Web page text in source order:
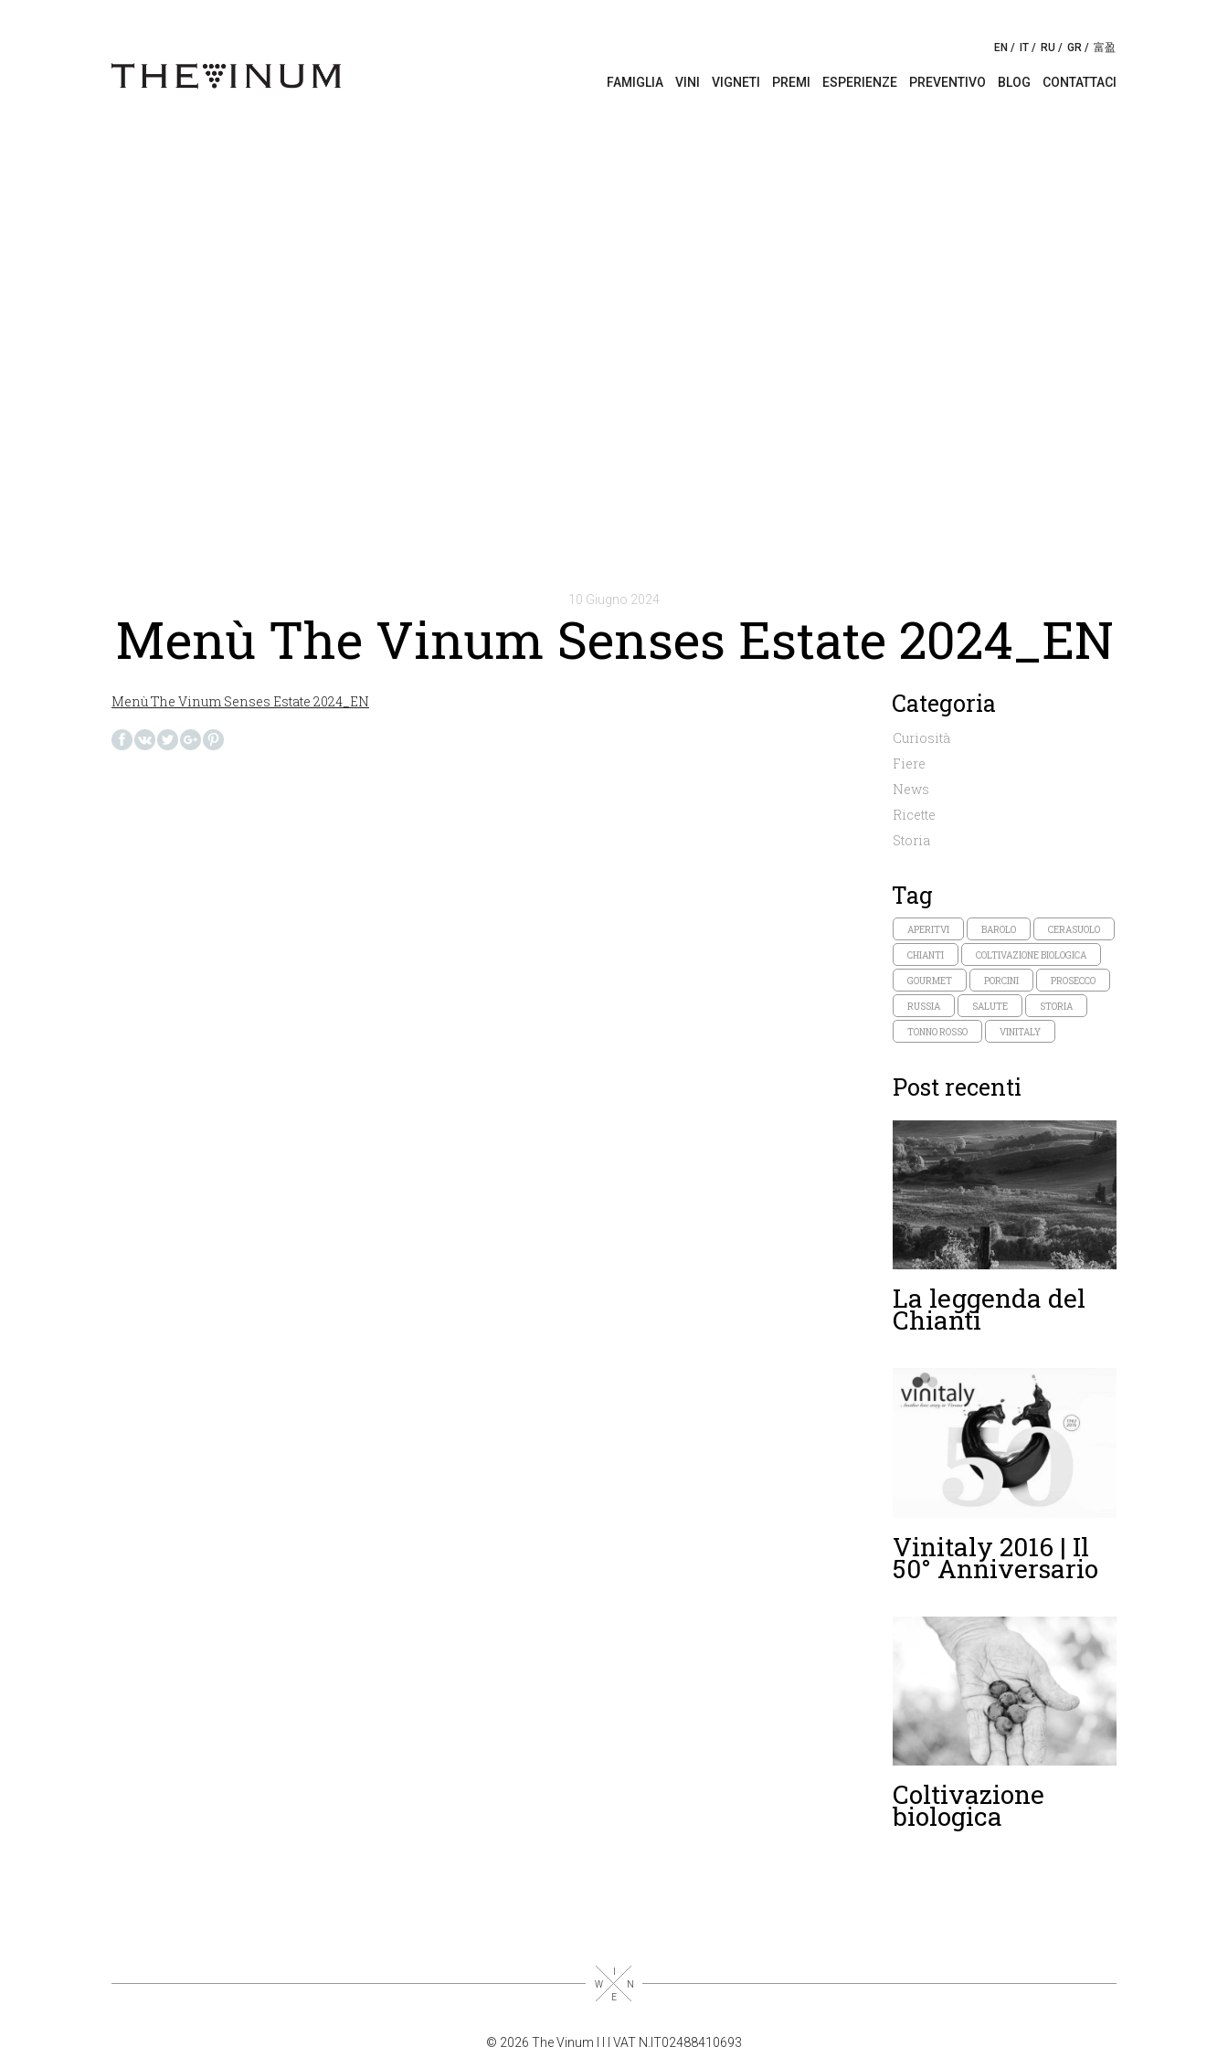
EN IT RU GR 富盈
FAMIGLIA VINI VIGNETI PREMI ESPERIENZE PREVENTIVO BLOG CONTATTACI
10 Giugno 2024
Menù The Vinum Senses Estate 2024_EN
Menù The Vinum Senses Estate 2024_EN Categoria
Curiosità
Fiere
News
Ricette
Storia
Tag
APERITVI BAROLO CERASUOLO
CHIANTI COLTIVAZIONE BIOLOGICA
GOURMET PORCINI PROSECCO
RUSSIA SALUTE STORIA
TONNO ROSSO VINITALY
Post recenti
La leggenda del
Chianti
Vinitaly 2016 | Il
50° Anniversario
Coltivazione
biologica
© 2026 The Vinum | | VAT N.IT02488410693